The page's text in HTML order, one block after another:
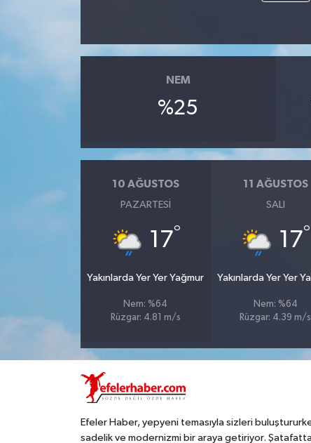
NEM
%25
10 AĞUSTOS
PAZARTESI
17°
Yakınlarda Yer Yer Yağmur
Nem: %64
Rüzgar: 4.81 m/s
11 AĞUSTOS
SALI
17°
Yakınlarda Yer Yer
Nem: %64
Rüzgar: 4.39 m/s
Efeler Haber, yepyeni temasıyla sizleri
sadelik ve modernizmi bir araya getiriyor.